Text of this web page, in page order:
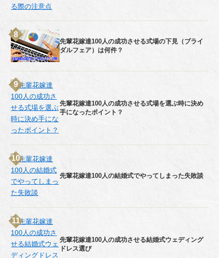
先輩花嫁達100人の成功させる式場の下見（ブライ
ダルフェア）は何件？
先輩花嫁達100人の成功させる式場を選ぶ時に決め
手になったポイント？
先輩花嫁達100人の結婚式でやってしまった失敗談
先輩花嫁達100人の成功させる結婚式ウェディング
ドレス選び